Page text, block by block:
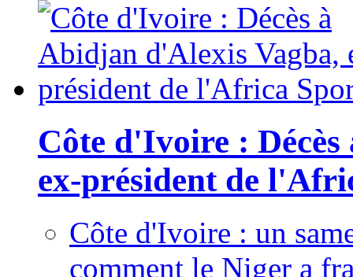
Côte d'Ivoire :
ex-président de
Côte d'Ivoire : un
comment le Niger a